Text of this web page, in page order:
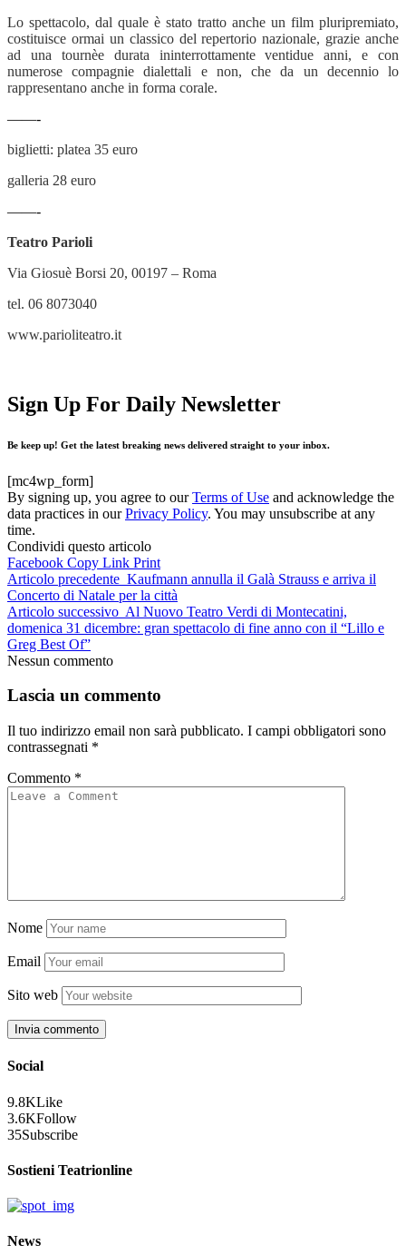
Lo spettacolo, dal quale è stato tratto anche un film pluripremiato,
costituisce ormai un classico del repertorio nazionale, grazie anche
ad una tournèe durata ininterrottamente ventidue anni, e con
numerose compagnie dialettali e non, che da un decennio lo
rappresentano anche in forma corale.
——-
biglietti: platea 35 euro
galleria 28 euro
——-
Teatro Parioli
Via Giosuè Borsi 20, 00197 – Roma
tel. 06 8073040
www.parioliteatro.it
Sign Up For Daily Newsletter
Be keep up! Get the latest breaking news delivered straight to your inbox.
[mc4wp_form]
By signing up, you agree to ourTerms of Use and acknowledge the
data practices in ourPrivacy Policy. You may unsubscribe at any
time.
Condividi questo articolo
Facebook Copy Link Print
Articolo precedente Kaufmann annulla il Galà Strauss e arriva il
Concerto di Natale per la città
Articolo successivo Al Nuovo Teatro Verdi di Montecatini,
domenica 31 dicembre: gran spettacolo di fine anno con il “Lillo e
Greg Best Of”
Nessun commento
Lascia un commento
Il tuo indirizzo email non sarà pubblicato. I campi obbligatori sono
contrassegnati *
Commento *
Nome
Email
Sito web
Social
9.8KLike
3.6KFollow
35Subscribe
Sostieni Teatrionline
News